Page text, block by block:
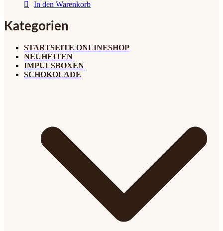
In den Warenkorb
Kategorien
STARTSEITE ONLINESHOP
NEUHEITEN
IMPULSBOXEN
SCHOKOLADE